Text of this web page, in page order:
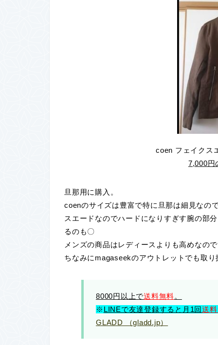
coen フェイクス
7,000円
旦那用に購入。
coenのサイズは豊富で特に旦那は細見なの
スエードなのでハードになりすぎす腕の部
るのも〇
メンズの商品はレディースよりも高めなの
ちなみにmagaseekのアウトレットでも取
8000円以上で送料無料。
※ LINEで友達登録すると 月1回送
GLADD （gladd.jp）